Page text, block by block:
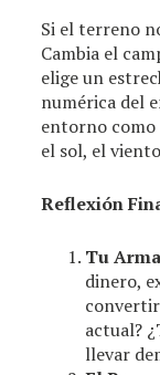
Si el terreno
Cambia el
elige un
numérica del
entorno como
el sol, el
Reflexión
Tu
dinero,
actual?
llevar